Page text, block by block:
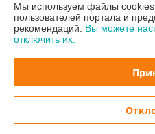
Доставка и оплата
Полная версия сайта
Политика обработки cookies
Мы используем файлы cookies
пользователей портала и
рекомендаций. Вы можете
отключить их.